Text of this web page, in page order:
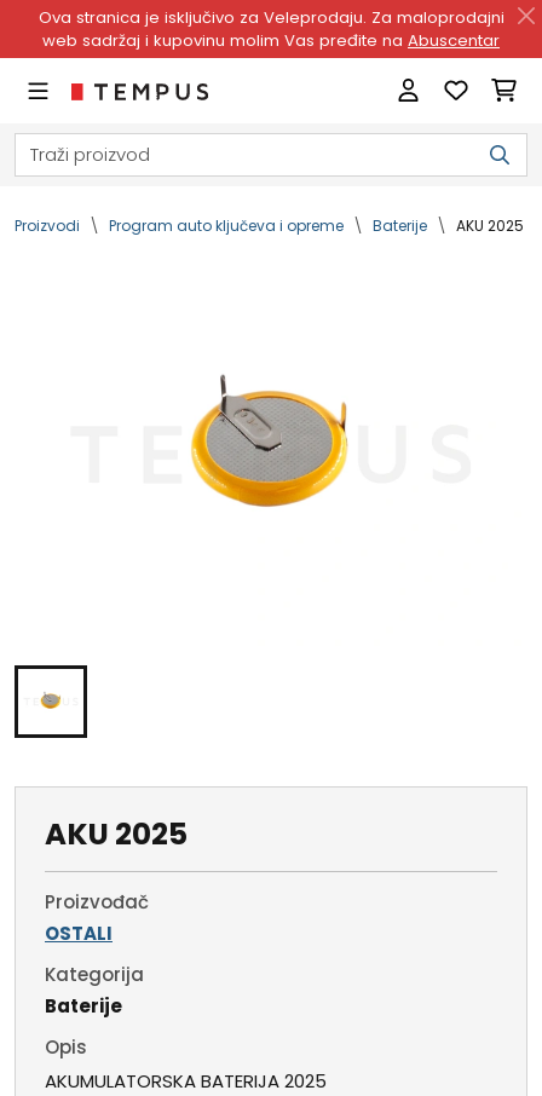
Ova stranica je isključivo za Veleprodaju. Za maloprodajni
web sadržaj i kupovinu molim Vas pređite na Abuscentar
Proizvodi Program auto ključeva i opreme Baterije AKU 2025
AKU 2025
Proizvođač
OSTALI
Kategorija
Baterije
Opis
AKUMULATORSKA BATERIJA 2025